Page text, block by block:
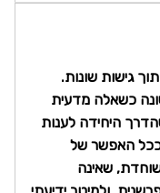
גישות שונות.
כשאלה מדעית
היחידה לענות
ככל האפשר של
שאינה